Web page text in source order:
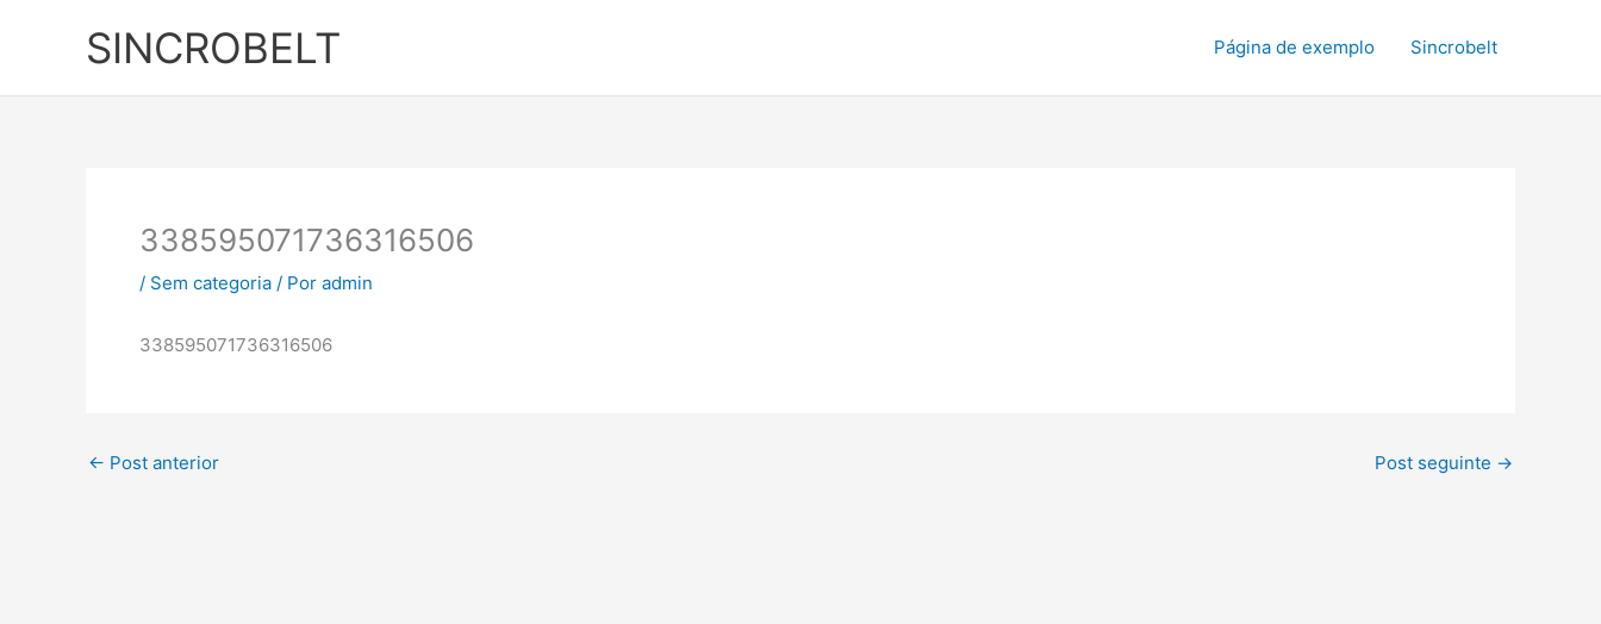
conteúdo
SINCROBELT Página de exemplo Sincrobelt
338595071736316506
/ Sem categoria / Por admin
338595071736316506
← Post anterior Post seguinte →